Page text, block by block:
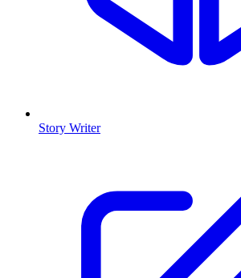
Story Writer